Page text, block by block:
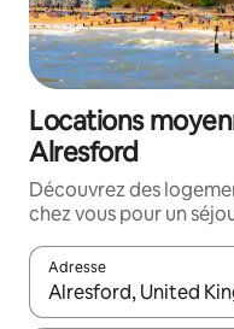
Locations
Alresford
Découvrez des
chez vous pour un
Adresse
Lorsque les résultats